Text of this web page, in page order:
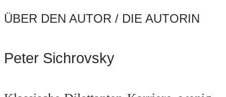
ÜBER DEN AUTOR / DIE AUTORIN
Peter Sichrovsky